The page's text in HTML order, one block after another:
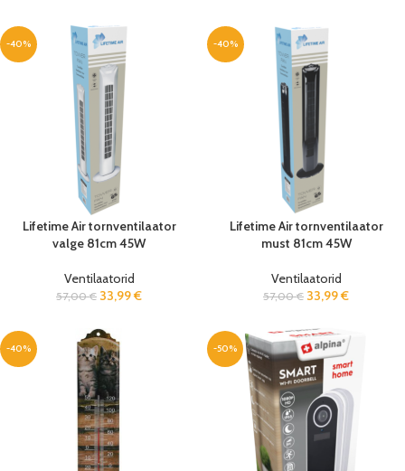
-40%
Lifetime Air tornventilaator
valge 81cm 45W
Ventilaatorid
57,00€ 33,99€
-40%
Lifetime Air tornventilaator
must 81cm 45W
Ventilaatorid
57,00€ 33,99€
-40% -50%